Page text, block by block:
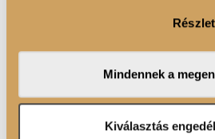
valamint weboldalforgalmunk
adatait, akik kombinálhatják az
adatokkal, amelyeket Ön adott
Ön által használt más
Mindennek a
Kiválasztás
hialuronsavval gazdagítottuk,
hidratálja a hajat, növeli annak
fényességét. Az eredmény: